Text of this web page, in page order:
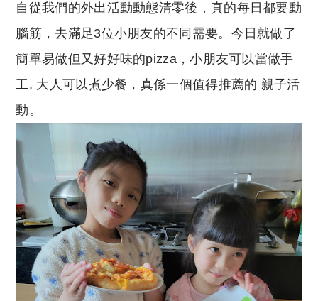
自從我們的外出活動動態清零後，真的每日都要動
腦筋，去滿足3位小朋友的不同需要。今日就做了
簡單易做但又好好味的pizza，小朋友可以當做手
工, 大人可以煮少餐，真係一個值得推薦的 親子活
動。